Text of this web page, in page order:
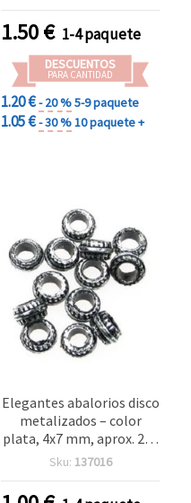
collares, pulseras,
bisutería y manualidades
creativas
1.50€ 1-4 paquete
DESCUENTOS
PARA CANTIDAD
1.20 €- 20 %5-9 paquete
1.05 €- 30 %10 paquete +
Elegantes abalorios disco
metalizados – color
plata, 4x7 mm, aprox. 240
uds (20 g) – ideales para
adornos de moda y
Sku: 137016